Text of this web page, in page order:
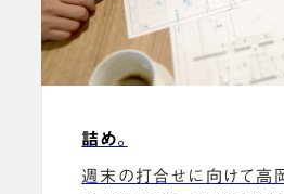
詰め。
週末の打合せに向けて高